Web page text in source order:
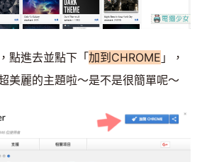
點進去並點下「加到CHROME 」，
美麗的主題啦～是不是很簡單呢～